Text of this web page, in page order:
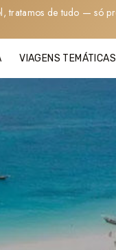
tratamos de tudo — só
VIAGENS TEMÁTICAS